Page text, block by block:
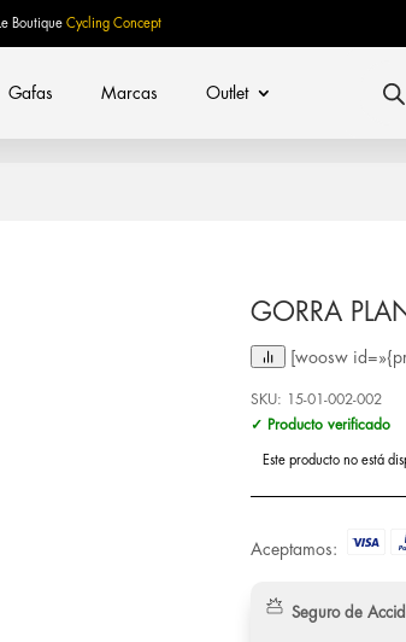
Le Boutique Cycling Concept
Gafas Marcas Outlet
GORRA
[woosw
SKU: 15-01-002-002
✓ Producto verificado
Este producto no está
Aceptamos:
Seguro de